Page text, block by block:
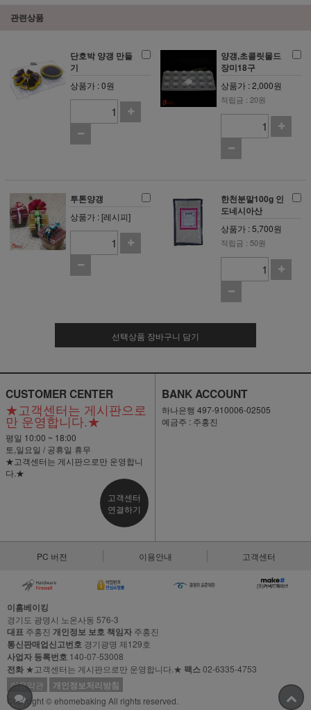
관련상품
단호박 양갱 만들
기
상품가 : 0원
양갱,초콜릿몰드
장미18구
상품가 : 2,000원
적립금 : 20원
투톤양갱
상품가 : [레시피]
한천분말100g 인
도네시아산
상품가 : 5,700원
적립금 : 50원
선택상품 장바구니 담기
CUSTOMER CENTER
★고객센터는 게시판으로
만 운영합니다.★
평일 10:00 ~ 18:00
토,일요일 / 공휴일 휴무
★고객센터는 게시판으로만 운영합니
다.★
고객센터
연결하기
BANK ACCOUNT
하나은행 497-910006-02505
예금주 : 주홍진
PC 버전 이용안내 고객센터
이홈베이킹
경기도 광명시 노온사동 576-3
대표 주홍진 개인정보 보호 책임자 주홍진
통신판매업신고번호 경기광명 제129호
사업자 등록번호 140-07-53008
전화 ★고객센터는 게시판으로만 운영합니다.★ 팩스02-6335-4753
이용약관
개인정보처리방침
Copyright © ehomebaking All rights reserved.